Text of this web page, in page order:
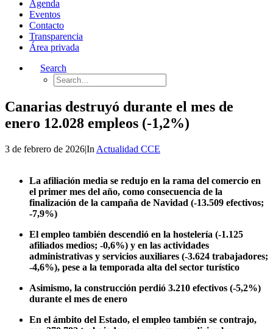
Agenda
Eventos
Contacto
Transparencia
Área privada
Search
Canarias destruyó durante el mes de
enero 12.028 empleos (-1,2%)
3 de febrero de 2026|In Actualidad CCE
La afiliación media se redujo en la rama del comercio en
el primer mes del año, como consecuencia de la
finalización de la campaña de Navidad (-13.509 efectivos;
-7,9%)
El empleo también descendió en la hostelería (-1.125
afiliados medios; -0,6%) y en las actividades
administrativas y servicios auxiliares (-3.624 trabajadores;
-4,6%), pese a la temporada alta del sector turístico
Asimismo, la construcción perdió 3.210 efectivos (-5,2%)
durante el mes de enero
En el ámbito del Estado, el empleo también se contrajo,